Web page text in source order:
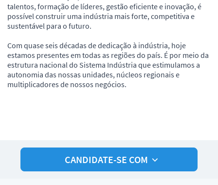
talentos, formação de líderes, gestão eficiente e inovação, é
possível construir uma indústria mais forte, competitiva e
sustentável para o futuro.
Com quase seis décadas de dedicação à indústria, hoje
estamos presentes em todas as regiões do país. É por meio da
estrutura nacional do Sistema Indústria que estimulamos a
autonomia das nossas unidades, núcleos regionais e
multiplicadores de nossos negócios.
CANDIDATE-SE COM